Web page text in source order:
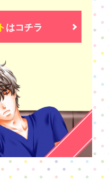
はコチラ